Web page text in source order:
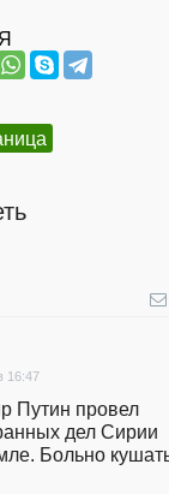
16:47
Путин провел
дел Сирии
Больно